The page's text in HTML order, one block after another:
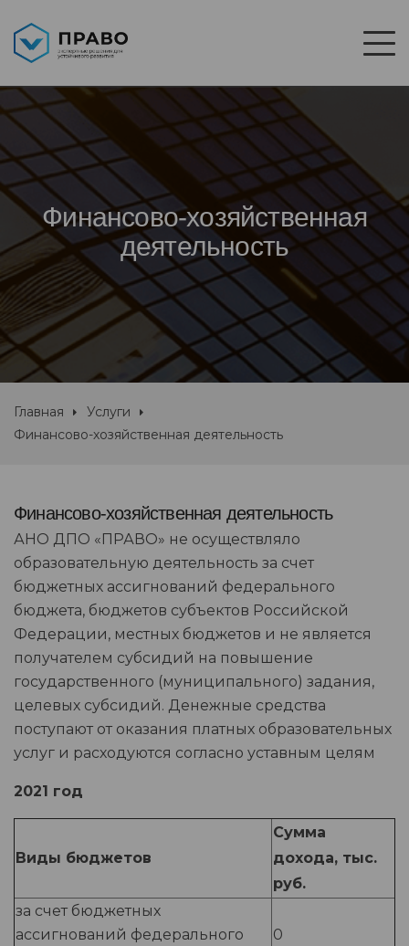
Финансово-хозяйственная
деятельность
Главная
Услуги
Финансово-хозяйственная деятельность
Финансово-хозяйственная деятельность
АНО ДПО «ПРАВО» не осуществляло
образовательную деятельность за счет
бюджетных ассигнований федерального
бюджета, бюджетов субъектов Российской
Федерации, местных бюджетов и не является
получателем субсидий на повышение
государственного (муниципального) задания,
целевых субсидий. Денежные средства
поступают от оказания платных образовательных
услуг и расходуются согласно уставным целям
2021 год
Виды бюджетов
Сумма
дохода, тыс.
руб.
за счет бюджетных
ассигнований федерального
0